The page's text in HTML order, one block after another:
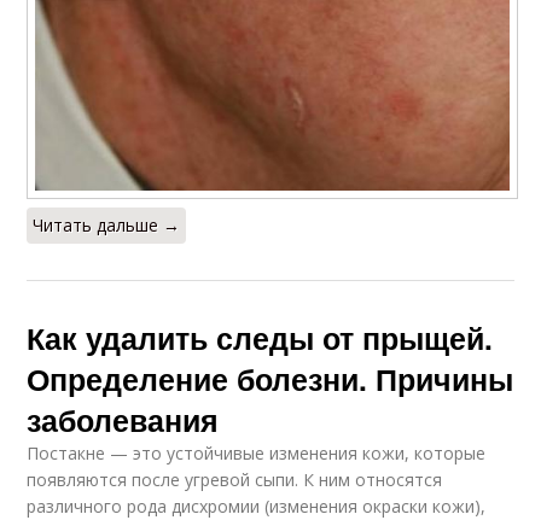
Читать дальше →
Как удалить следы от прыщей.
Определение болезни. Причины
заболевания
Постакне — это устойчивые изменения кожи, которые
появляются после угревой сыпи. К ним относятся
различного рода дисхромии (изменения окраски кожи),